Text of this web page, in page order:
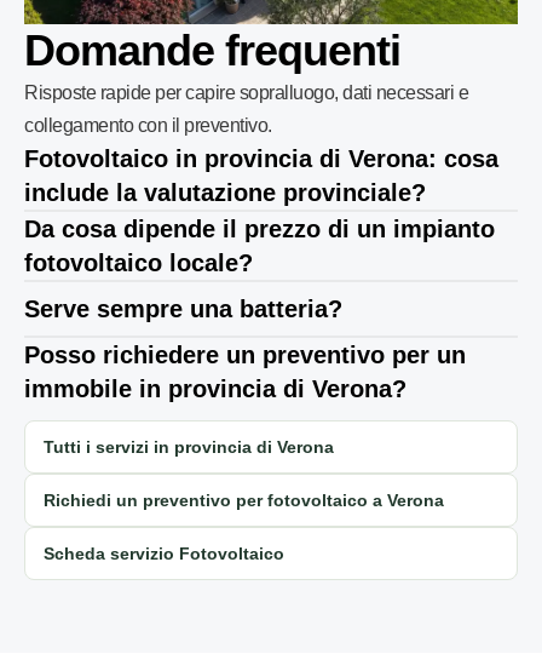
Domande frequenti
Risposte rapide per capire sopralluogo, dati necessari e
collegamento con il preventivo.
Fotovoltaico in provincia di Verona: cosa
include la valutazione provinciale?
Da cosa dipende il prezzo di un impianto
fotovoltaico locale?
Serve sempre una batteria?
Posso richiedere un preventivo per un
immobile in provincia di Verona?
Tutti i servizi in provincia di Verona
Richiedi un preventivo per fotovoltaico a Verona
Scheda servizio Fotovoltaico